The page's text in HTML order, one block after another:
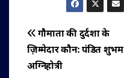
पोस्ट
नेविगेशन
गौमाता की दुर्दशा के
ज़िम्मेदार कौन: पंडित शुभम
अग्निहोत्री